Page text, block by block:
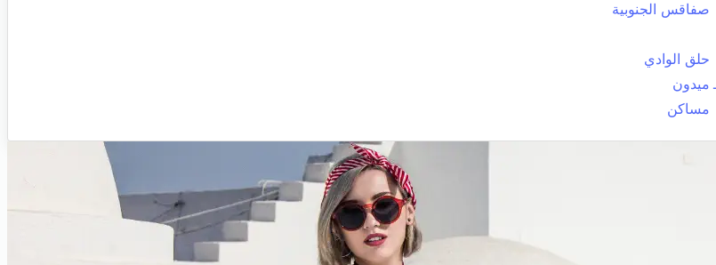
صفاقس الجنوبية
حلق الوادي
ميدون
مساكن